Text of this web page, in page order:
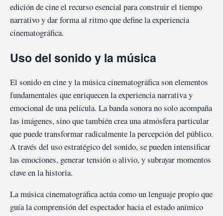
edición de cine el recurso esencial para construir el tiempo
narrativo y dar forma al ritmo que define la experiencia
cinematográfica.
Uso del sonido y la música
El sonido en cine y la música cinematográfica son elementos
fundamentales que enriquecen la experiencia narrativa y
emocional de una película. La banda sonora no solo acompaña
las imágenes, sino que también crea una atmósfera particular
que puede transformar radicalmente la percepción del público.
A través del uso estratégico del sonido, se pueden intensificar
las emociones, generar tensión o alivio, y subrayar momentos
clave en la historia.
La música cinematográfica actúa como un lenguaje propio que
guía la comprensión del espectador hacia el estado anímico